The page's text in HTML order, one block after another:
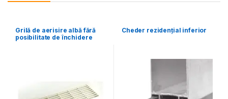
Grilă de aerisire albă fără
posibilitate de închidere
Cheder rezidenţial inferior